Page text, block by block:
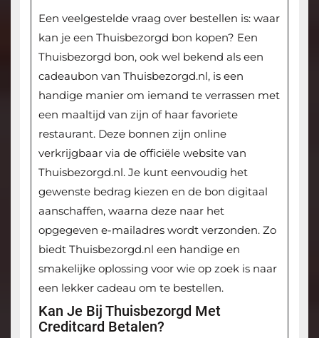
Een veelgestelde vraag over bestellen is: waar
kan je een Thuisbezorgd bon kopen? Een
Thuisbezorgd bon, ook wel bekend als een
cadeaubon van Thuisbezorgd.nl, is een
handige manier om iemand te verrassen met
een maaltijd van zijn of haar favoriete
restaurant. Deze bonnen zijn online
verkrijgbaar via de officiële website van
Thuisbezorgd.nl. Je kunt eenvoudig het
gewenste bedrag kiezen en de bon digitaal
aanschaffen, waarna deze naar het
opgegeven e-mailadres wordt verzonden. Zo
biedt Thuisbezorgd.nl een handige en
smakelijke oplossing voor wie op zoek is naar
een lekker cadeau om te bestellen.
Kan Je Bij Thuisbezorgd Met
Creditcard Betalen?